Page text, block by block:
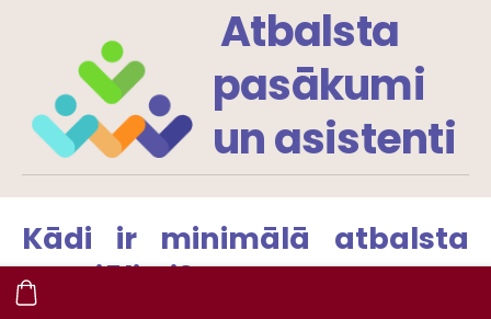
Atbalsta
pasākumi
un asistenti
Kādi ir minimālā atbalsta
speciālisti?